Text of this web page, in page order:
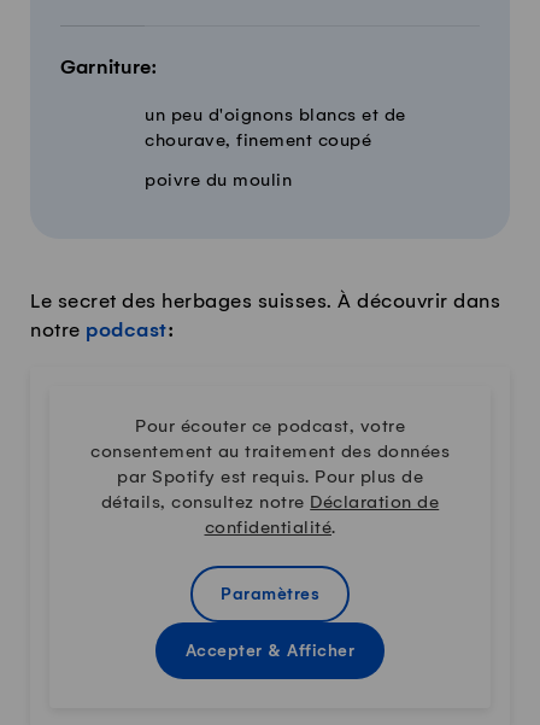
Garniture:
un peu d'oignons blancs et de
chourave, finement coupé
poivre du moulin
Le secret des herbages suisses. À découvrir dans
notre podcast:
Pour écouter ce podcast, votre
consentement au traitement des données
par Spotify est requis. Pour plus de
détails, consultez notre Déclaration de
confidentialité.
Paramètres
Accepter & Afficher